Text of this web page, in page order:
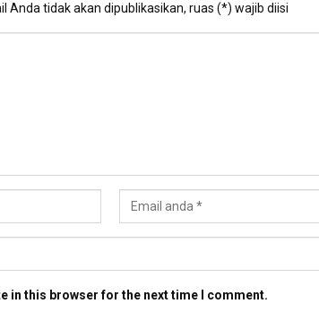
Anda tidak akan dipublikasikan, ruas (*) wajib diisi
in this browser for the next time I comment.